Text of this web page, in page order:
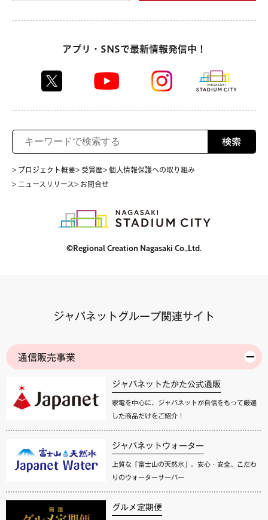
アプリ・SNSで最新情報発信中！
検索
> プロジェクト概要> 受賞歴> 個人情報保護への取り組み
> ニュースリリース> お問合せ
©Regional Creation Nagasaki Co.,Ltd.
ジャパネットグループ関連サイト
通信販売事業
ジャパネットたかた公式通販
家電を中心に、ジャパネットが自信をもって厳選
した商品だけをご紹介！
ジャパネットウォーター
上質な「富士山の天然水」。安心・安全、こだわ
りのウォーターサーバー
グルメ定期便